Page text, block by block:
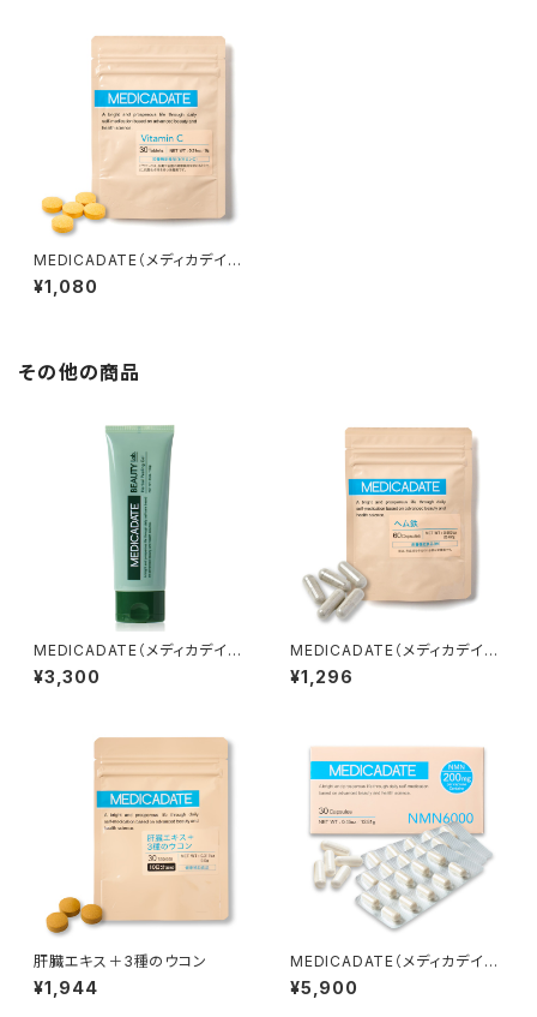
MEDICADATE（メディカデイ
ト）ビタミンCサプリメント【栄養
機能食品】
¥1,080
その他の商品
MEDICADATE（メディカデイ
ト）ハーブピーリングジェル
¥3,300
MEDICADATE（メディカデイ
ト）ヘム鉄サプリメント【栄養機
能性食品】
¥1,296
肝臓エキス＋3種のウコン
¥1,944
MEDICADATE（メディカデイ
ト）NMNサプリメント6000mg
¥5,900